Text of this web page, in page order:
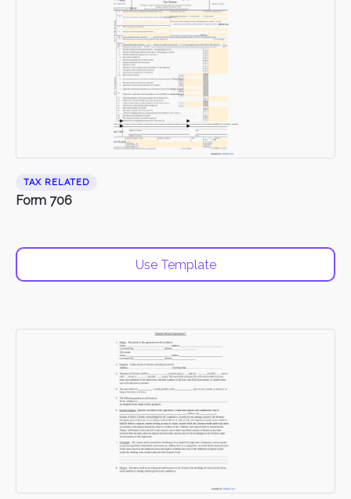
TAX RELATED
Form 706
Use Template